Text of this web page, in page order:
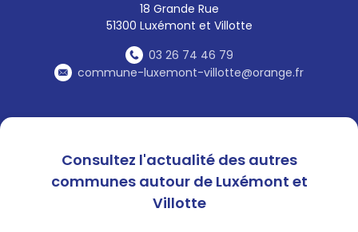
18 Grande Rue
51300 Luxémont et Villotte
03 26 74 46 79
commune-luxemont-villotte@orange.fr
Consultez l'actualité des autres
communes autour de Luxémont et
Villotte